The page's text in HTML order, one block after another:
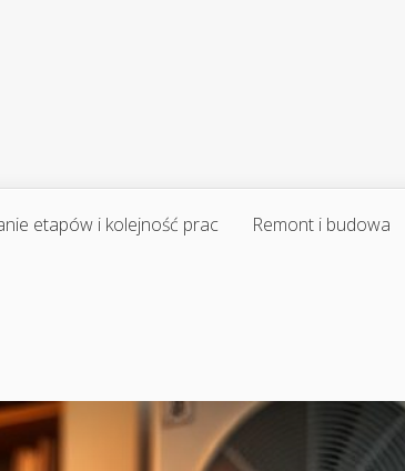
etapów i kolejność prac Remont i budowa